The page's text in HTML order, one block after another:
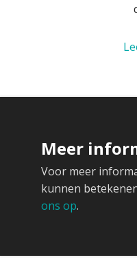
Meer
Voor meer
kunnen
ons op.